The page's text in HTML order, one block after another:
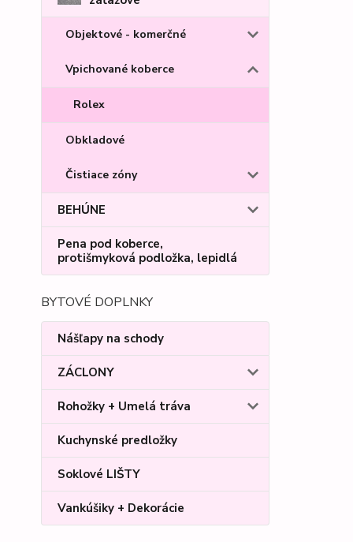
Objektové - komerčné
Vpichované koberce
Rolex
Obkladové
Čistiace zóny
BEHÚNE
Pena pod koberce,
protišmyková podložka, lepidlá
BYTOVÉ DOPLNKY
Nášľapy na schody
ZÁCLONY
Rohožky + Umelá tráva
Kuchynské predložky
Soklové LIŠTY
Vankúšiky + Dekorácie